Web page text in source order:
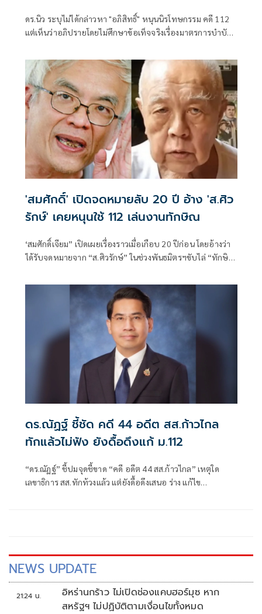
ดร.นิว ระบุไม่ได้กล่าวหา "อภิสิทธิ์" หนุนนิรโทษกรรม คดี 112
แต่เห็นว่าอภิปรายโดยไม่ศึกษาข้อเท็จจริงเรื่องมาตรการบำบัด
'สมศักดิ์' เปิดจดหมายลับ 20 ปี อ้าง 'ส.ศิว
รักษ์' เคยหนุนใช้ 112 เล่นงานทักษิณ
‘สมศักดิ์เจียม” เปิดเผยเรื่องราวเมื่อเกือบ 20 ปีก่อน โดยอ้างว่า
ได้รับจดหมายจาก “ส.ศิวรักษ์” ในช่วงพันธมิตรฯขับไล่ “ทักษิณ
อื่น พร้อมเผยเก็บเรื่องนี้ ไว้
ดร.ณัฏฐ์ ชี้ชัด คดี 44 อดีต สส.ก้าวไกล
ทักแล้วไม่ฟัง ยังดื้อดึงแก้ ม.112
“ดร.ณัฏฐ์” ชี้ปมจุดชี้ขาด “คดี อดีต 44 สส.ก้าวไกล” เหตุใด
เลขาธิการ สส.ทักท้วงแล้ว แต่ยังดื้อดึงเสนอ ร่าง แก้ไข
NEWS UPDATE
21:24 น.
อิหร่านกร้าว ไม่เปิดช่องแคบฮอร์มุซ หาก
สหรัฐฯ ไม่ปฏิบัติตามเงื่อนไขทั้งหมด